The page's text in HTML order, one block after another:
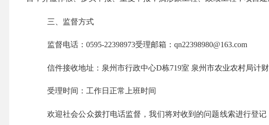
三、监督方式
监督电话： 0595-22398973受理邮箱： qn22398980@163.com
信件接收地址：泉州市行政中心D栋719室 泉州市农业农村局计
受理时间：工作日正常上班时间
欢迎社会公众拨打电话监督，我们将对收到的问题线索进行登